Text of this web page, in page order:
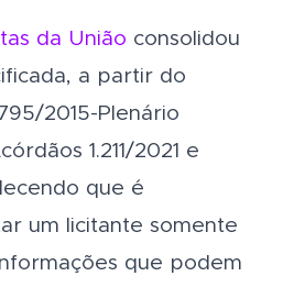
da União consolidou
a partir do
2015-Plenário
1.211/2021 e
que é
um licitante somente
que podem